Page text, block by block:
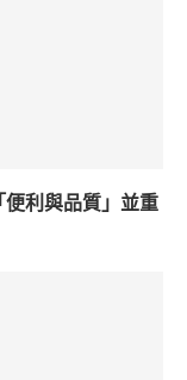
便利與品質」並重